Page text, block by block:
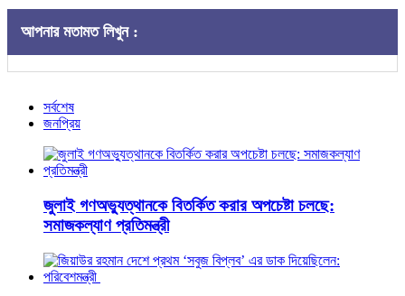
আপনার মতামত লিখুন :
সর্বশেষ
জনপ্রিয়
জুলাই গণঅভ্যুত্থানকে বিতর্কিত করার অপচেষ্টা চলছে:
সমাজকল্যাণ প্রতিমন্ত্রী